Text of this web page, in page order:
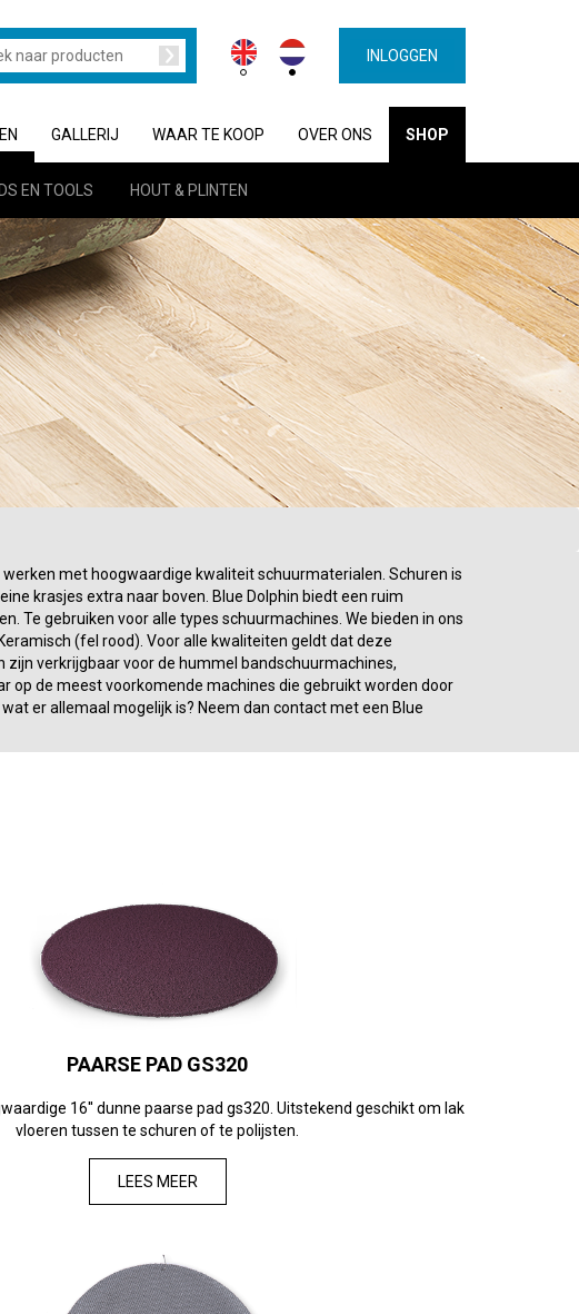
INLOGGEN
GALLERIJ WAAR TE KOOP OVER ONS SHOP
EN TOOLS HOUT & PLINTEN
met hoogwaardige kwaliteit schuurmaterialen. Schuren is
krasjes extra naar boven. Blue Dolphin biedt een ruim
Te gebruiken voor alle types schuurmachines. We bieden in ons
(fel rood). Voor alle kwaliteiten geldt dat deze
zijn verkrijgbaar voor de hummel bandschuurmachines,
op de meest voorkomende machines die gebruikt worden door
er allemaal mogelijk is? Neem dan contact met een Blue
PAARSE PAD GS320
16'' dunne paarse pad gs320. Uitstekend geschikt om lak
vloeren tussen te schuren of te polijsten.
LEES MEER